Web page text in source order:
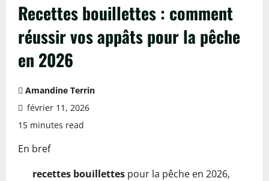
Recettes bouillettes : comment
réussir vos appâts pour la pêche
en 2026
Amandine Terrin
février 11, 2026
15 minutes read
En bref
recettes bouillettes pour la pêche en 2026,